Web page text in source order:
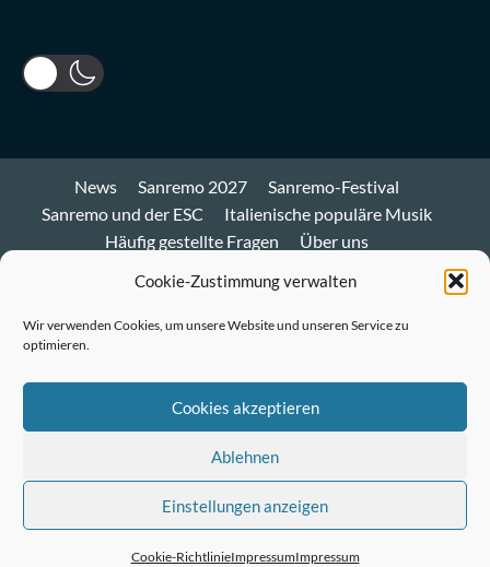
Cookie-Zustimmung verwalten
Wir verwenden Cookies, um unsere Website und unseren Service zu
optimieren.
Cookies akzeptieren
Ablehnen
Einstellungen anzeigen
Cookie-RichtlinieImpressumImpressum
News Sanremo 2027
Sanremo-Festival
Sanremo und der ESC
Italienische populäre Musik
Häufig gestellte Fragen
Über uns
Mastodon
Twitter
LinkedIn
© Sanremo-Festival.de|CoverNewsby AF themes.